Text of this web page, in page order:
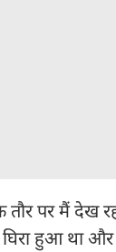
तौर पर मैं देख
हुआ था और